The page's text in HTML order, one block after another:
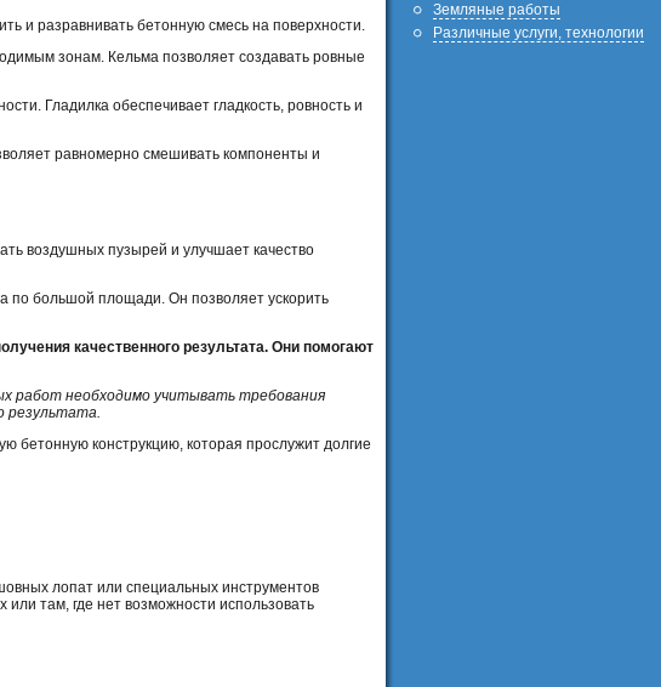
и разравнивать бетонную смесь на поверхности.
зонам. Кельма позволяет создавать ровные
Гладилка обеспечивает гладкость, ровность и
равномерно смешивать компоненты и
воздушных пузырей и улучшает качество
по большой площади. Он позволяет ускорить
качественного результата. Они помогают
работ необходимо учитывать требования
результата.
бетонную конструкцию, которая прослужит долгие
лопат или специальных инструментов
там, где нет возможности использовать
Земляные работы
Различные услуги, технологии